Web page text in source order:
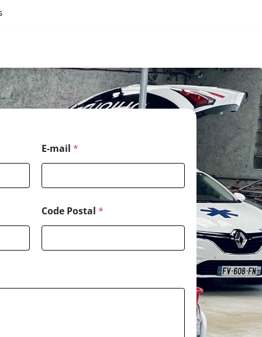
E-mail *
Code Postal *